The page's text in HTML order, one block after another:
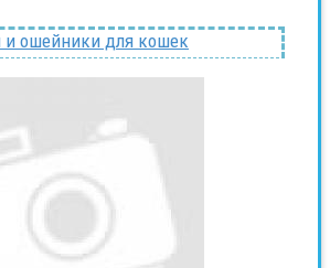
и ошейники для кошек